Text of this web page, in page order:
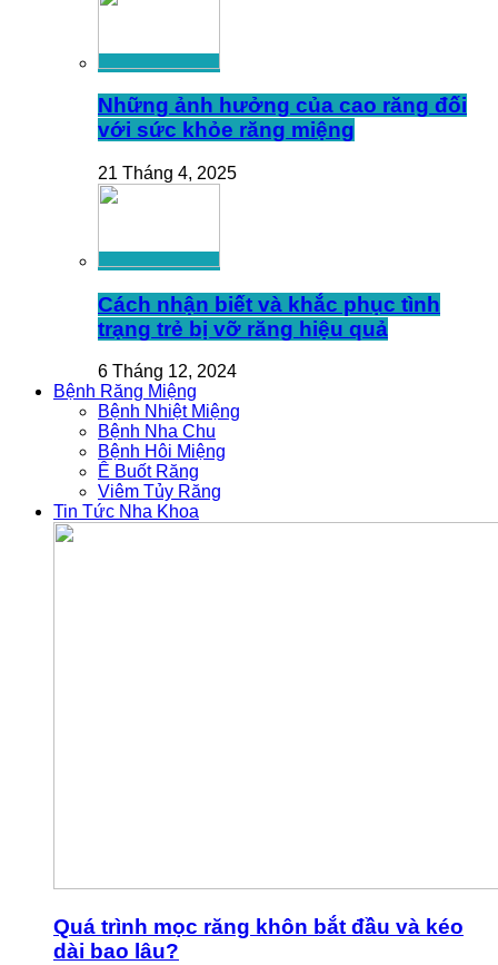
Những ảnh hưởng của cao răng đối
với sức khỏe răng miệng
21 Tháng 4, 2025
Cách nhận biết và khắc phục tình
trạng trẻ bị vỡ răng hiệu quả
6 Tháng 12, 2024
Bệnh Răng Miệng
Bệnh Nhiệt Miệng
Bệnh Nha Chu
Bệnh Hôi Miệng
Ê Buốt Răng
Viêm Tủy Răng
Tin Tức Nha Khoa
Quá trình mọc răng khôn bắt đầu và kéo
dài bao lâu?